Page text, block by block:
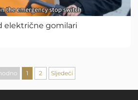
električne gomilari
1 2 Sljedeći